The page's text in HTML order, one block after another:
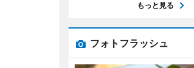
もっと見る
フォトフラッシュ